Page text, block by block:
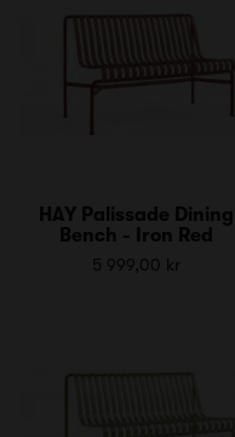
HAY Palissade Dining
Bench - Iron Red
5 999,00 kr